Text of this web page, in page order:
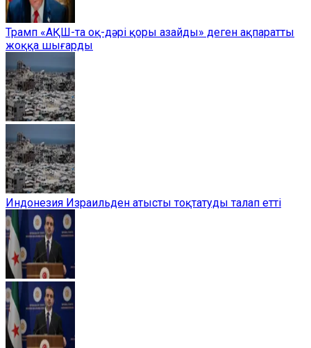
Трамп «АҚШ-та оқ-дәрі қоры азайды» деген ақпаратты
жоққа шығарды
Индонезия Израильден атысты тоқтатуды талап етті